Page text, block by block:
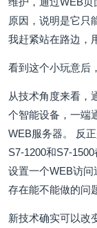
原因，说明是它只
我赶紧站在路边，
看到这个小玩意后
从技术角度来看，
个智能设备，一端
WEB服务器。 反
S7-1200和S7-
设置一个WEB访
存在能不能做的问
新技术确实可以改